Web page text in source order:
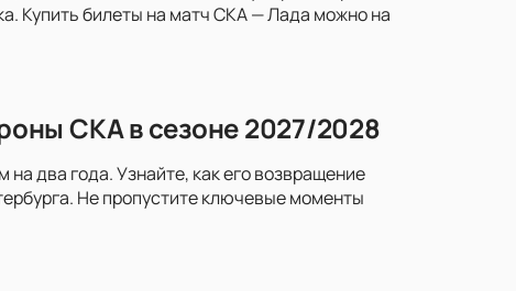
Купить билеты на матч СКА — Лада можно на
СКА в сезоне 2027/2028
два года. Узнайте, как его возвращение
Не пропустите ключевые моменты